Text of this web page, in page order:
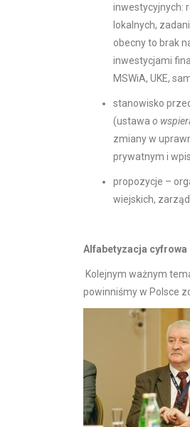
inwestycyjnych:
lokalnych,
obecny to brak
inwestycjami
MSWiA, UKE,
stanowisko
(ustawa o
zmiany w
prywatnym i
propozycje –
wiejskich,
Alfabetyzacja cyfrowa
Kolejnym ważnym
powinniśmy w Polsce